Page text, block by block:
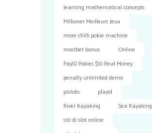
learning mathematical concepts
Millioner Meilleurs Jeux
more chilli pokie machine
mostbet bonus
Online
PayID Pokies $10 Real Money
penalty unlimited demo
pistolo
playid
River Kayaking
Sea Kayaking
siti di slot online